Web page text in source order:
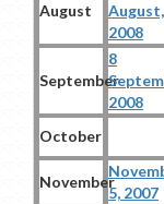
August
August,
2008
September
8
2008
October
November
5, 2007